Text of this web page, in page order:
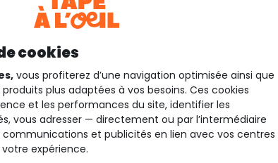
cookies
vous profiterez d’une navigation optimisée ainsi que
plus adaptées à vos besoins. Ces cookies
et les performances du site, identifier les
vous adresser — directement ou par l’intermédiaire
et publicités en lien avec vos centres
expérience.